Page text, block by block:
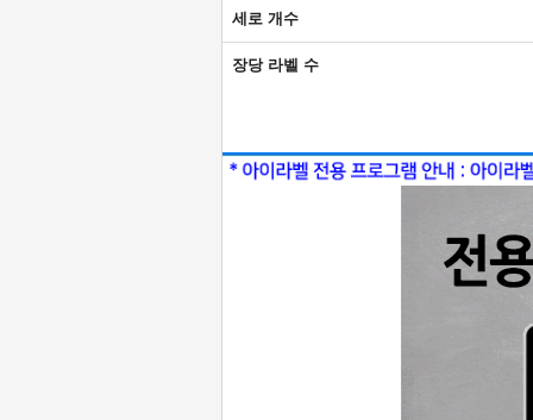
세로 개수
장당 라벨 수